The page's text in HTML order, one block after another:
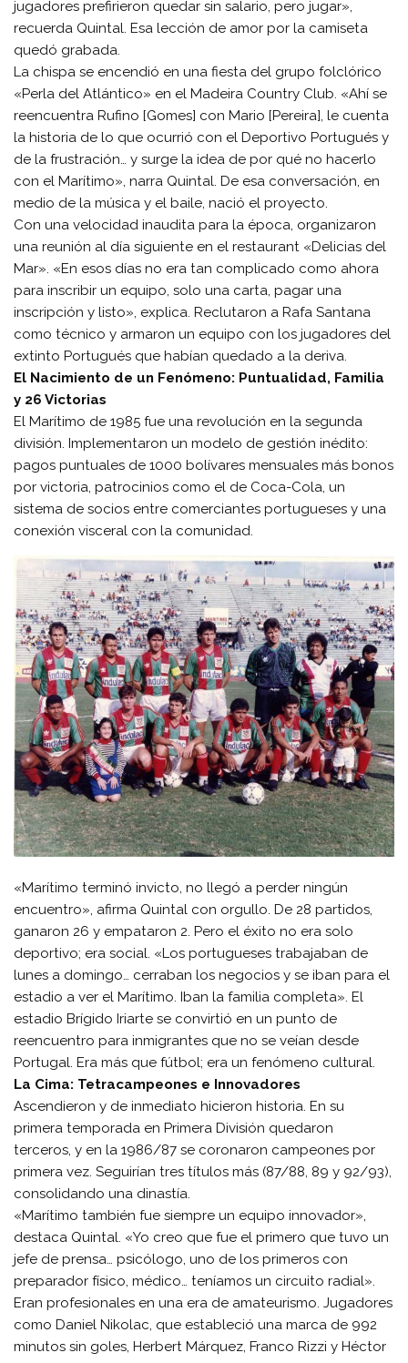
jugadores prefirieron quedar sin salario, pero jugar»,
recuerda Quintal. Esa lección de amor por la camiseta
quedó grabada.
La chispa se encendió en una fiesta del grupo folclórico
«Perla del Atlántico» en el Madeira Country Club. «Ahí se
reencuentra Rufino [Gomes] con Mario [Pereira], le cuenta
la historia de lo que ocurrió con el Deportivo Portugués y
de la frustración… y surge la idea de por qué no hacerlo
con el Marítimo», narra Quintal. De esa conversación, en
medio de la música y el baile, nació el proyecto.
Con una velocidad inaudita para la época, organizaron
una reunión al día siguiente en el restaurant «Delicias del
Mar». «En esos días no era tan complicado como ahora
para inscribir un equipo, solo una carta, pagar una
inscripción y listo», explica. Reclutaron a Rafa Santana
como técnico y armaron un equipo con los jugadores del
extinto Portugués que habían quedado a la deriva.
El Nacimiento de un Fenómeno: Puntualidad, Familia
y 26 Victorias
El Marítimo de 1985 fue una revolución en la segunda
división. Implementaron un modelo de gestión inédito:
pagos puntuales de 1000 bolívares mensuales más bonos
por victoria, patrocinios como el de Coca-Cola, un
sistema de socios entre comerciantes portugueses y una
conexión visceral con la comunidad.
«Marítimo terminó invicto, no llegó a perder ningún
encuentro», afirma Quintal con orgullo. De 28 partidos,
ganaron 26 y empataron 2. Pero el éxito no era solo
deportivo; era social. «Los portugueses trabajaban de
lunes a domingo… cerraban los negocios y se iban para el
estadio a ver el Marítimo. Iban la familia completa». El
estadio Brígido Iriarte se convirtió en un punto de
reencuentro para inmigrantes que no se veían desde
Portugal. Era más que fútbol; era un fenómeno cultural.
La Cima: Tetracampeones e Innovadores
Ascendieron y de inmediato hicieron historia. En su
primera temporada en Primera División quedaron
terceros, y en la 1986/87 se coronaron campeones por
primera vez. Seguirían tres títulos más (87/88, 89 y 92/93),
consolidando una dinastía.
«Marítimo también fue siempre un equipo innovador»,
destaca Quintal. «Yo creo que fue el primero que tuvo un
jefe de prensa… psicólogo, uno de los primeros con
preparador físico, médico… teníamos un circuito radial».
Eran profesionales en una era de amateurismo. Jugadores
como Daniel Nikolac, que estableció una marca de 992
minutos sin goles, Herbert Márquez, Franco Rizzi y Héctor